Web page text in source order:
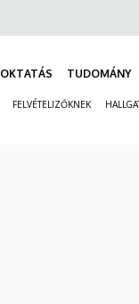
OKTATÁS TUDOMÁNY
FELVÉTELIZŐKNEK